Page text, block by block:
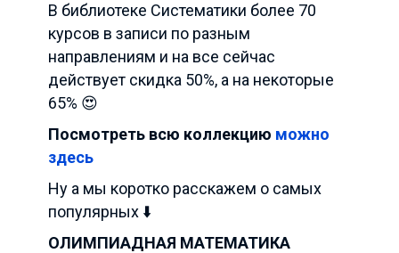
В библиотеке Систематики более 70
курсов в записи по разным
направлениям и на все сейчас
действует скидка 50%, а на некоторые
65% 😍
Посмотреть всю коллекцию можно
здесь
Ну а мы коротко расскажем о самых
популярных ⬇️
ОЛИМПИАДНАЯ МАТЕМАТИКА